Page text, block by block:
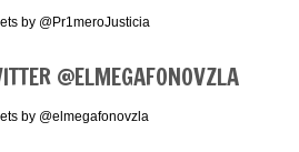
by @Pr1meroJusticia
@ELMEGAFONOVZLA
by @elmegafonovzla